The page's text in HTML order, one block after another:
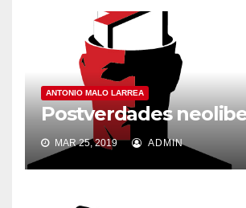
ANTONIO MALO LARREA
Postverdades
MAR 25, 2019 ADMIN